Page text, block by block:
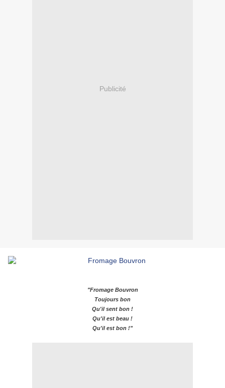
Publicité
"Fromage Bouvron
Toujours bon
Qu'il sent bon !
Qu'il est beau !
Qu'il est bon !"